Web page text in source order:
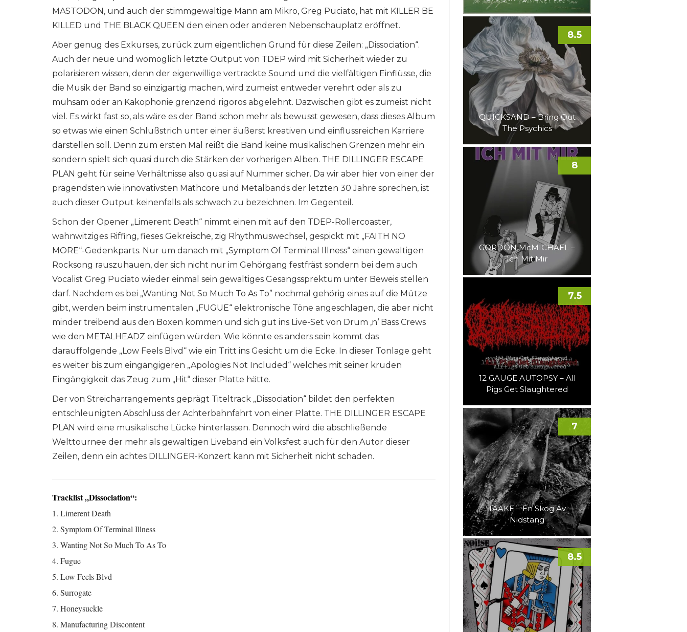
MASTODON, und auch der stimmgewaltige Mann am Mikro, Greg Puciato, hat mit KILLER BE
KILLED und THE BLACK QUEEN den einen oder anderen Nebenschauplatz eröffnet.
Aber genug des Exkurses, zurück zum eigentlichen Grund für diese Zeilen: „Dissociation“.
Auch der neue und womöglich letzte Output von TDEP wird mit Sicherheit wieder zu
polarisieren wissen, denn der eigenwillige vertrackte Sound und die vielfältigen Einflüsse, die
die Musik der Band so einzigartig machen, wird zumeist entweder verehrt oder als zu
mühsam oder an Kakophonie grenzend rigoros abgelehnt. Dazwischen gibt es zumeist nicht
viel. Es wirkt fast so, als wäre es der Band schon mehr als bewusst gewesen, dass dieses Album
so etwas wie einen Schlußstrich unter einer äußerst kreativen und einflussreichen Karriere
darstellen soll. Denn zum ersten Mal reißt die Band keine musikalischen Grenzen mehr ein
sondern spielt sich quasi durch die Stärken der vorherigen Alben. THE DILLINGER ESCAPE
PLAN geht für seine Verhältnisse also quasi auf Nummer sicher. Da wir aber hier von einer der
prägendsten wie innovativsten Mathcore und Metalbands der letzten 30 Jahre sprechen, ist
auch dieser Output keinenfalls als schwach zu bezeichnen. Im Gegenteil.
Schon der Opener „Limerent Death“ nimmt einen mit auf den TDEP-Rollercoaster,
wahnwitziges Riffing, fieses Gekreische, zig Rhythmuswechsel, gespickt mit „FAITH NO
MORE“-Gedenkparts. Nur um danach mit „Symptom Of Terminal Illness“ einen gewaltigen
Rocksong rauszuhauen, der sich nicht nur im Gehörgang festfräst sondern bei dem auch
Vocalist Greg Puciato wieder einmal sein gewaltiges Gesangssprektum unter Beweis stellen
darf. Nachdem es bei „Wanting Not So Much To As To” nochmal gehörig eines auf die Mütze
gibt, werden beim instrumentalen „FUGUE“ elektronische Töne angeschlagen, die aber nicht
minder treibend aus den Boxen kommen und sich gut ins Live-Set von Drum ‚n‘ Bass Crews
wie den METALHEADZ einfügen würden. Wie könnte es anders sein kommt das
darauffolgende „Low Feels Blvd“ wie ein Tritt ins Gesicht um die Ecke. In dieser Tonlage geht
es weiter bis zum eingängigeren „Apologies Not Included“ welches mit seiner kruden
Eingängigkeit das Zeug zum „Hit“ dieser Platte hätte.
Der von Streicharrangements geprägt Titeltrack „Dissociation“ bildet den perfekten
entschleunigten Abschluss der Achterbahnfahrt von einer Platte. THE DILLINGER ESCAPE
PLAN wird eine musikalische Lücke hinterlassen. Dennoch wird die abschließende
Welttournee der mehr als gewaltigen Liveband ein Volksfest auch für den Autor dieser
Zeilen, denn ein achtes DILLINGER-Konzert kann mit Sicherheit nicht schaden.
Tracklist „Dissociation“:
1. Limerent Death
2. Symptom Of Terminal Illness
3. Wanting Not So Much To As To
4. Fugue
5. Low Feels Blvd
6. Surrogate
7. Honeysuckle
8. Manufacturing Discontent
QUICKSAND – Bring Out
The Psychics
8.5
GORDON McMICHAEL –
Ich Mit Mir
8
12 GAUGE AUTOPSY – All
Pigs Get Slaughtered
7.5
TAAKE – En Skog Av
Nidstang
7
8.5